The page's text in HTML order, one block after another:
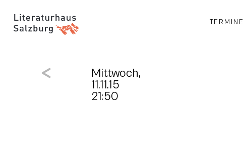
TERMINE
Mittwoch,
11.11.15
21:50